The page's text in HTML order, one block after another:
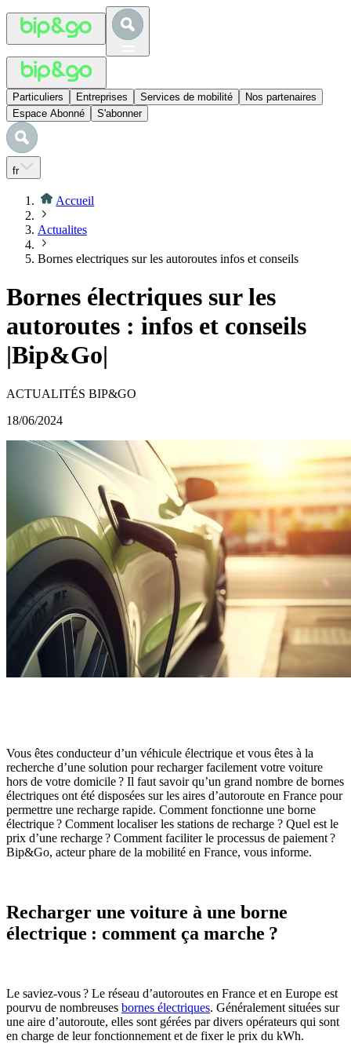
Particuliers Entreprises Services de mobilité
Nos partenaires
Espace Abonné
S'abonner
fr
Accueil
Actualites
Bornes electriques sur les autoroutes infos et conseils
Bornes électriques sur les
autoroutes : infos et conseils
|Bip&Go|
ACTUALITÉS BIP&GO
18/06/2024
Vous êtes conducteur d’un véhicule électrique et vous êtes à la
recherche d’une solution pour recharger facilement votre voiture
hors de votre domicile ? Il faut savoir qu’un grand nombre de bornes
électriques ont été disposées sur les aires d’autoroute en France pour
permettre une recharge rapide. Comment fonctionne une borne
électrique ? Comment localiser les stations de recharge ? Quel est le
prix d’une recharge ? Comment faciliter le processus de paiement ?
Bip&Go, acteur phare de la mobilité en France, vous informe.
Recharger une voiture à une borne
électrique : comment ça marche ?
Le saviez-vous ? Le réseau d’autoroutes en France et en Europe est
pourvu de nombreuses bornes électriques. Généralement situées sur
une aire d’autoroute, elles sont gérées par divers opérateurs qui sont
en charge de leur fonctionnement et de fixer le prix du kWh.